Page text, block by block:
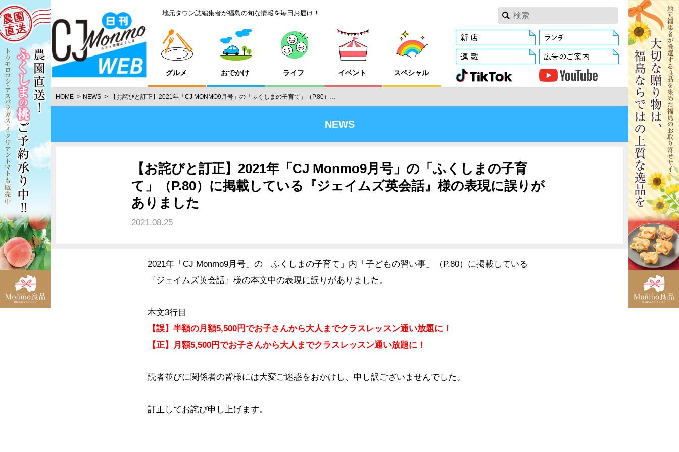
地元タウン誌編集者が福島の旬な情報を毎日お届け！
グルメ おでかけ ライフ イベント スペシャル
HOME NEWS 【お詫びと訂正】2021年「CJ MONMO9月号」の「ふくしまの子育て」（P.80）…
NEWS
【お詫びと訂正】2021年「CJ Monmo9月号」の「ふくしまの子育
て」（P.80）に掲載している『ジェイムズ英会話』様の表現に誤りが
ありました
2021.08.25
2021年「CJ Monmo9月号」の「ふくしまの子育て」内「子どもの習い事」（P.80）に掲載している
『ジェイムズ英会話』様の本文中の表現に誤りがありました。
本文3行目
【誤】半額の月額5,500円でお子さんから大人までクラスレッスン通い放題に！
【正】月額5,500円でお子さんから大人までクラスレッスン通い放題に！
読者並びに関係者の皆様には大変ご迷惑をおかけし、申し訳ございませんでした。
訂正してお詫び申し上げます。